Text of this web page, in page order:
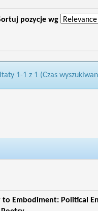
pozycje wg
1-1 z 1 (Czas
to Embodiment: Political